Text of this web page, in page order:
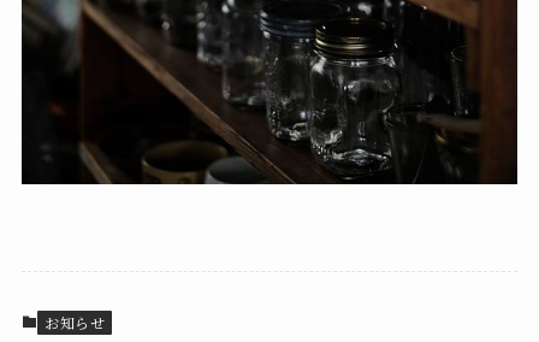
お知らせ